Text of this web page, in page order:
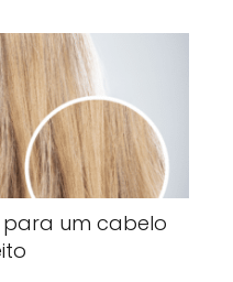
para um cabelo